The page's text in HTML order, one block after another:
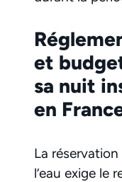
et
sa nuit
en
La
l’eau exige le